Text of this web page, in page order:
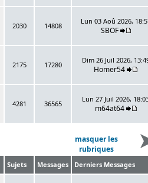
2030 14808
Lun 03 Aoû 2026,
SBOF
2175 17280
Dim 26 Juil 2026,
Homer54
4281 36565
Lun 27 Juil 2026,
m64at64
masquer les
rubriques
Sujets Messages Derniers Messages